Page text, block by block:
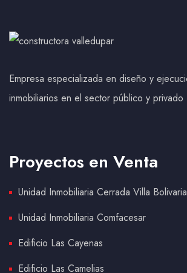
Empresa especializada en diseño y
inmobiliarios en el sector público y privado
Proyectos en Venta
Unidad Inmobiliaria Cerrada Villa
Unidad Inmobiliaria Comfacesar
Edificio Las Cayenas
Edificio Las Camelias